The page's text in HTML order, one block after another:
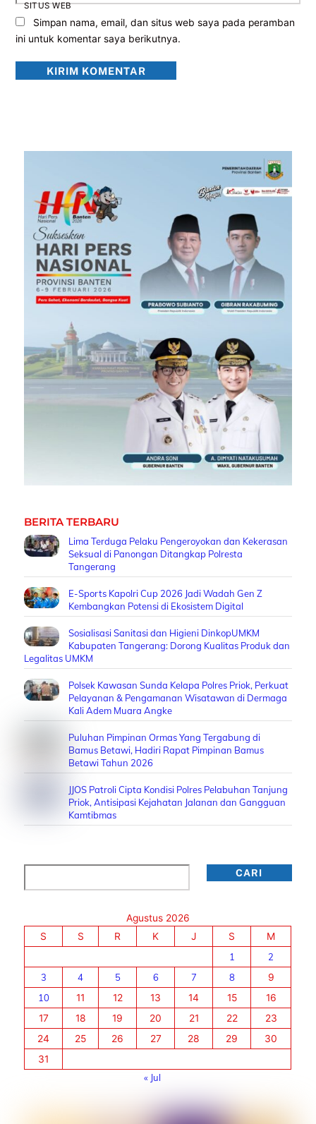
SITUS WEB
Simpan nama, email, dan situs web saya pada peramban
ini untuk komentar saya berikutnya.
BERITA TERBARU
Lima Terduga Pelaku Pengeroyokan dan Kekerasan
Seksual di Panongan Ditangkap Polresta
Tangerang
E-Sports Kapolri Cup 2026 Jadi Wadah Gen Z
Kembangkan Potensi di Ekosistem Digital
Sosialisasi Sanitasi dan Higieni DinkopUMKM
Kabupaten Tangerang: Dorong Kualitas Produk dan
Legalitas UMKM
Polsek Kawasan Sunda Kelapa Polres Priok, Perkuat
Pelayanan & Pengamanan Wisatawan di Dermaga
Kali Adem Muara Angke
Puluhan Pimpinan Ormas Yang Tergabung di
Bamus Betawi, Hadiri Rapat Pimpinan Bamus
Betawi Tahun 2026
JJOS Patroli Cipta Kondisi Polres Pelabuhan Tanjung
Priok, Antisipasi Kejahatan Jalanan dan Gangguan
Kamtibmas
CARI
Agustus 2026
S
S R K J S
M
1
2
3
4 5 6 7 8
9
10
11 12 13 14 15
16
17
18 19 20 21 22
23
24
25 26 27 28 29
30
31
« Jul